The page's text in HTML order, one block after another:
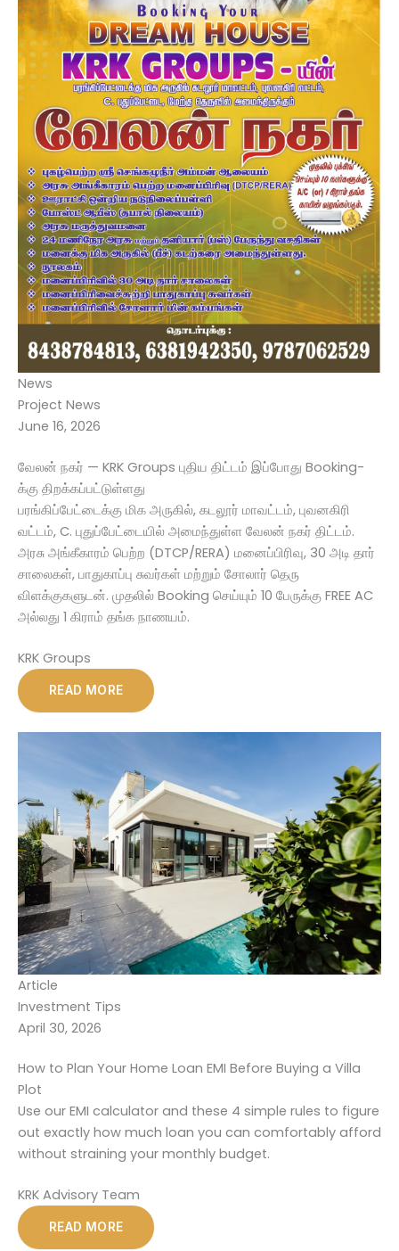
News
Project News
June 16, 2026
வேலன் நகர் — KRK Groups புதிய திட்டம் இப்போது Booking-
க்கு திறக்கப்பட்டுள்ளது
பரங்கிப்பேட்டைக்கு மிக அருகில், கடலூர் மாவட்டம், புவனகிரி
வட்டம், C. புதுப்பேட்டையில் அமைந்துள்ள வேலன் நகர் திட்டம்.
அரசு அங்கீகாரம் பெற்ற (DTCP/RERA) மனைப்பிரிவு, 30 அடி தார்
சாலைகள், பாதுகாப்பு சுவர்கள் மற்றும் சோலார் தெரு
விளக்குகளுடன். முதலில் Booking செய்யும் 10 பேருக்கு FREE AC
அல்லது 1 கிராம் தங்க நாணயம்.
KRK Groups
READ MORE
Article
Investment Tips
April 30, 2026
How to Plan Your Home Loan EMI Before Buying a Villa
Plot
Use our EMI calculator and these 4 simple rules to figure
out exactly how much loan you can comfortably afford
without straining your monthly budget.
KRK Advisory Team
READ MORE